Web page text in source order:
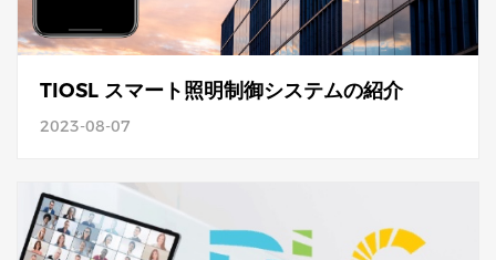
TIOSL スマート照明制御システムの紹介
2023-08-07